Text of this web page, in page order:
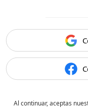
Al continuar, aceptas